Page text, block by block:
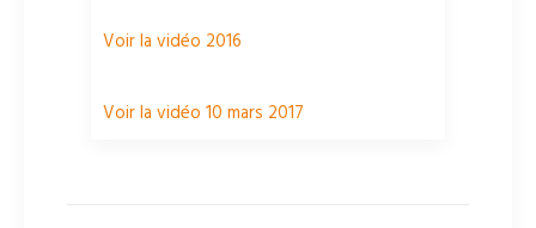
Voir la vidéo 2016
Voir la vidéo 10 mars 2017